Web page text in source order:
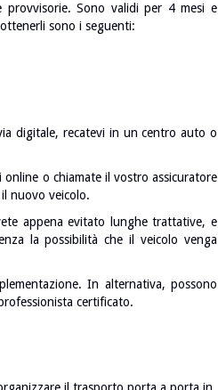
Sono validi per 4 mesi e
sono i seguenti:
digitale, recatevi in un centro auto o
o chiamate il vostro assicuratore
nuovo veicolo.
appena evitato lunghe trattative, e
la possibilità che il veicolo venga
In alternativa, possono
certificato.